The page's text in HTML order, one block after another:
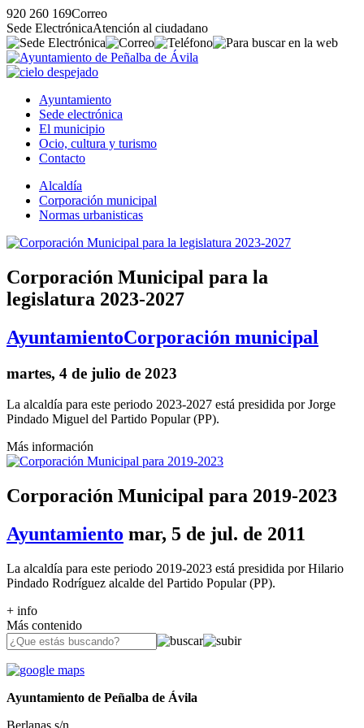
920 260 169Correo
Sede ElectrónicaAtención al ciudadano
Ayuntamiento
Sede electrónica
El municipio
Ocio, cultura y turismo
Contacto
Alcaldía
Corporación municipal
Normas urbanisticas
Corporación Municipal para la
legislatura 2023-2027
AyuntamientoCorporación municipal
martes, 4 de julio de 2023
La alcaldía para este periodo 2023-2027 está presidida por Jorge
Pindado Miguel del Partido Popular (PP).
Más información
Corporación Municipal para 2019-2023
Ayuntamiento mar, 5 de jul. de 2011
La alcaldía para este periodo 2019-2023 está presidida por Hilario
Pindado Rodríguez alcalde del Partido Popular (PP).
+ info
Más contenido
Ayuntamiento de Peñalba de Ávila